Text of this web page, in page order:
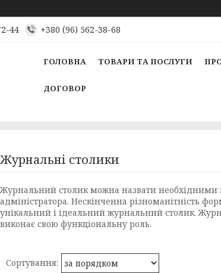
44 +380 (96) 562-38-68
ГОЛОВНА ТОВАРИ ТА ПОСЛУГИ
ДОГОВОР
Журнальні столики
Журнальний столик можна назвати необхідними
адміністратора. Нескінченна різноманітність
унікальний і ідеальний журнальний столик.
виконає свою функціональну роль.